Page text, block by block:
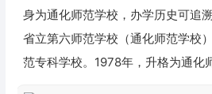
身为通化师范学校，办学历史可追
省立第六师范学校（通化师范学校
范专科学校。1978年，升格为通化